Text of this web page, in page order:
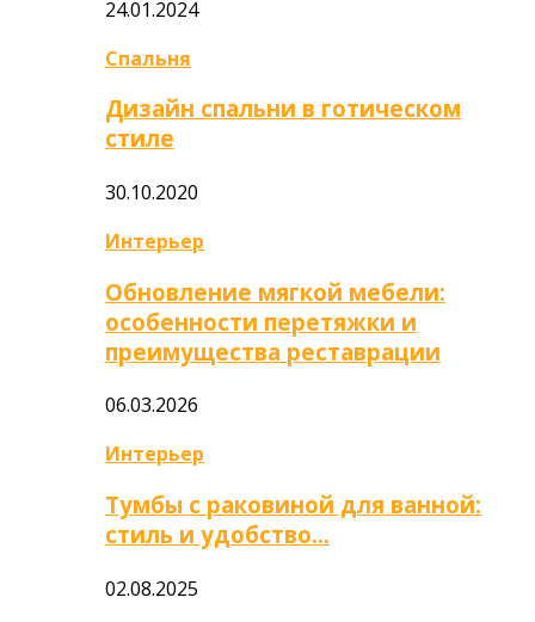
24.01.2024
Спальня
Дизайн спальни в готическом
стиле
30.10.2020
Интерьер
Обновление мягкой мебели:
особенности перетяжки и
преимущества реставрации
06.03.2026
Интерьер
Тумбы с раковиной для ванной:
стиль и удобство…
02.08.2025